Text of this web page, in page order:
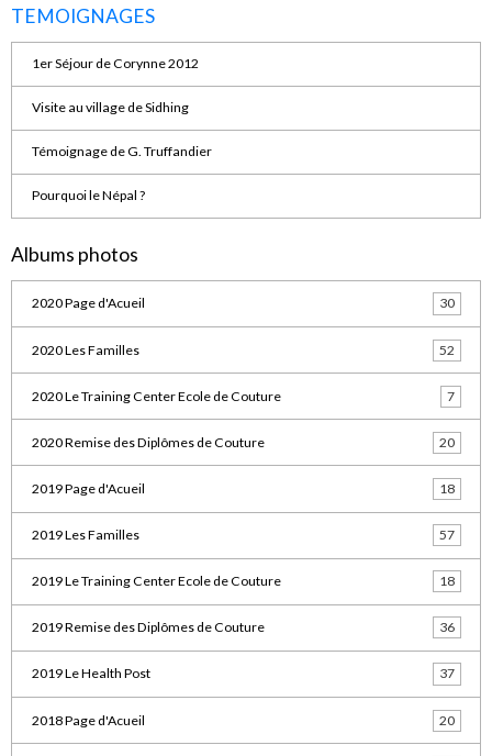
TEMOIGNAGES
1er Séjour de Corynne 2012
Visite au village de Sidhing
Témoignage de G. Truffandier
Pourquoi le Népal ?
Albums photos
2020 Page d'Acueil 30
2020 Les Familles 52
2020 Le Training Center Ecole de Couture 7
2020 Remise des Diplômes de Couture 20
2019 Page d'Acueil 18
2019 Les Familles 57
2019 Le Training Center Ecole de Couture 18
2019 Remise des Diplômes de Couture 36
2019 Le Health Post 37
2018 Page d'Acueil 20